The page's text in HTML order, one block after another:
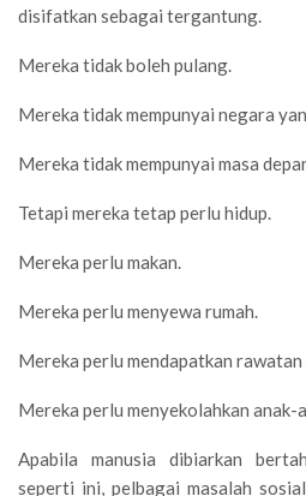
disifatkan sebagai tergantung.
Mereka tidak boleh pulang.
Mereka tidak mempunyai negara
Mereka tidak mempunyai masa
Tetapi mereka tetap perlu hidup.
Mereka perlu makan.
Mereka perlu menyewa rumah.
Mereka perlu mendapatkan
Mereka perlu menyekolahkan anak-
Apabila manusia dibiarkan
seperti ini, pelbagai masalah